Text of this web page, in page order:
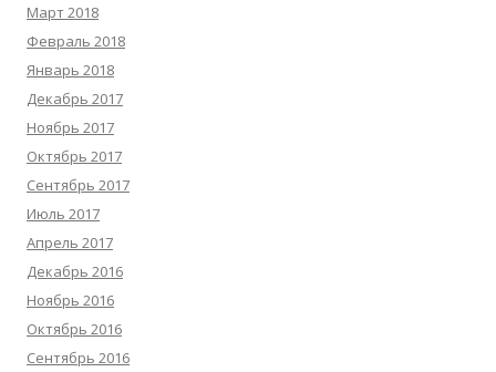
Март 2018
Февраль 2018
Январь 2018
Декабрь 2017
Ноябрь 2017
Октябрь 2017
Сентябрь 2017
Июль 2017
Апрель 2017
Декабрь 2016
Ноябрь 2016
Октябрь 2016
Сентябрь 2016